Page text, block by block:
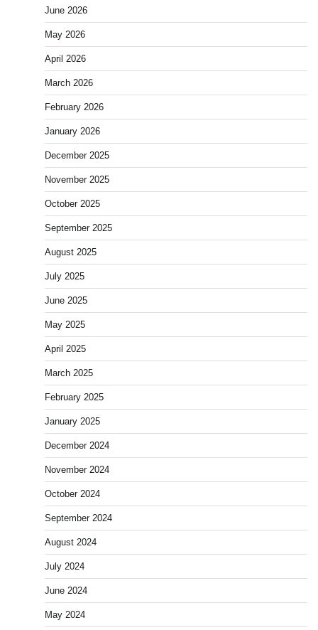
June 2026
May 2026
April 2026
March 2026
February 2026
January 2026
December 2025
November 2025
October 2025
September 2025
August 2025
July 2025
June 2025
May 2025
April 2025
March 2025
February 2025
January 2025
December 2024
November 2024
October 2024
September 2024
August 2024
July 2024
June 2024
May 2024